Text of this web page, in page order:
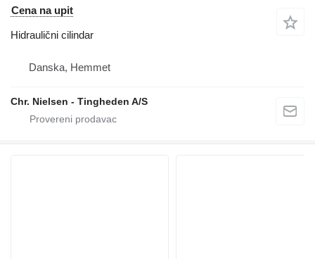
Cena na upit
Hidraulični cilindar
Danska, Hemmet
Chr. Nielsen - Tingheden A/S